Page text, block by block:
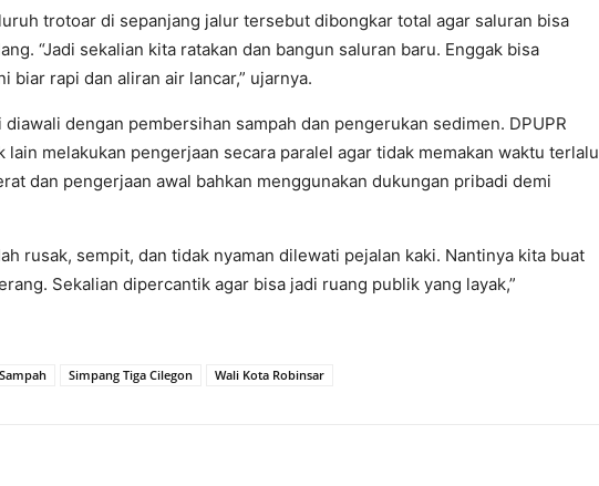
trotoar di sepanjang jalur tersebut dibongkar total agar saluran bisa
“Jadi sekalian kita ratakan dan bangun saluran baru. Enggak bisa
biar rapi dan aliran air lancar,” ujarnya.
dengan pembersihan sampah dan pengerukan sedimen. DPUPR
lain melakukan pengerjaan secara paralel agar tidak memakan waktu terlalu
dan pengerjaan awal bahkan menggunakan dukungan pribadi demi
rusak, sempit, dan tidak nyaman dilewati pejalan kaki. Nantinya kita buat
Sekalian dipercantik agar bisa jadi ruang publik yang layak,”
Simpang Tiga Cilegon Wali Kota Robinsar